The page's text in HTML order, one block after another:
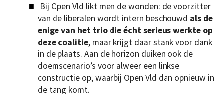
Bij Open Vld likt men de wonden: de voorzitter
van de liberalen wordt intern beschouwd als de
enige van het trio die écht serieus werkte op
deze coalitie, maar krijgt daar stank voor dank
in de plaats. Aan de horizon duiken ook de
doemscenario’s voor alweer een linkse
constructie op, waarbij Open Vld dan opnieuw in
de tang komt.